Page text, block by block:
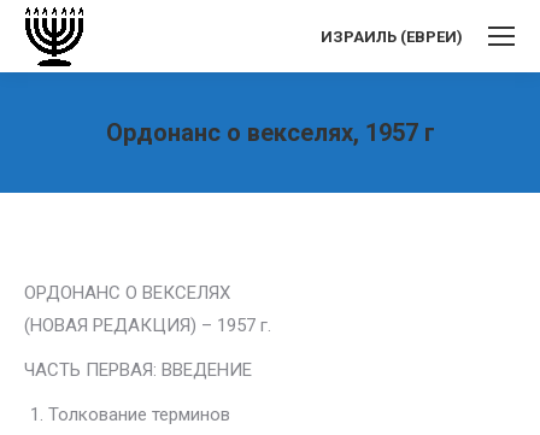
ИЗРАИЛЬ (ЕВРЕИ)
Ордонанс о векселях, 1957 г
ОРДОНАНС О ВЕКСЕЛЯХ
(НОВАЯ РЕДАКЦИЯ) – 1957 г.
ЧАСТЬ ПЕРВАЯ: ВВЕДЕНИЕ
Толкование терминов